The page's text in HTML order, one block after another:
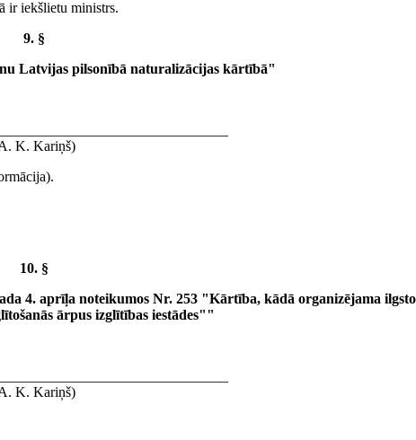
ir iekšlietu ministrs.
9. §
Latvijas pilsonībā naturalizācijas kārtībā"
K. Kariņš)
10. §
4. aprīļa noteikumos Nr. 253 "Kārtība, kādā organizējama
ārpus izglītības iestādes""
K. Kariņš)